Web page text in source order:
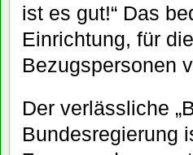
ist es gut!“ Das
Einrichtung, für
Bezugspersonen
Der verlässliche
Bundesregierung